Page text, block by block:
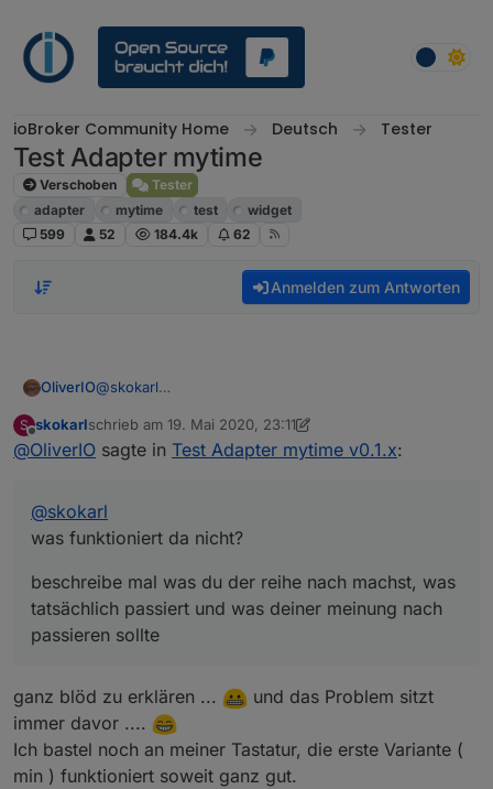
ioBroker Community Home Deutsch Tester
Test Adapter mytime
Verschoben
Tester
adapter
mytime test
widget
599
52 184.4k 62
Anmelden zum Antworten
OliverIO@skokarl
beschreibe mal was du der reihe nach machst, was
tatsächlich passiert und was deiner meinung nach
S
Offline
skokarlschrieb am 19. Mai 2020, 23:11
zuletzt editiert von skokarl
@OliverIO sagte in Test Adapter mytime v0.1.x:
@skokarl
was funktioniert da nicht?
beschreibe mal was du der reihe nach machst, was
tatsächlich passiert und was deiner meinung nach
passieren sollte
ganz blöd zu erklären ...
und das Problem sitzt
immer davor ....
Ich bastel noch an meiner Tastatur, die erste Variante (
min ) funktioniert soweit ganz gut.